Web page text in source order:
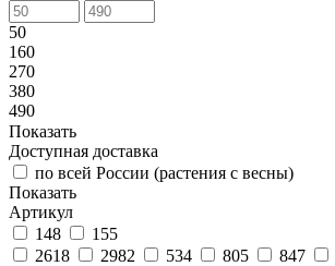
50
160
270
380
490
Показать
Доступная доставка
по всей России (растения с весны)
Показать
Артикул
148
155
2618
2982 534 805 847